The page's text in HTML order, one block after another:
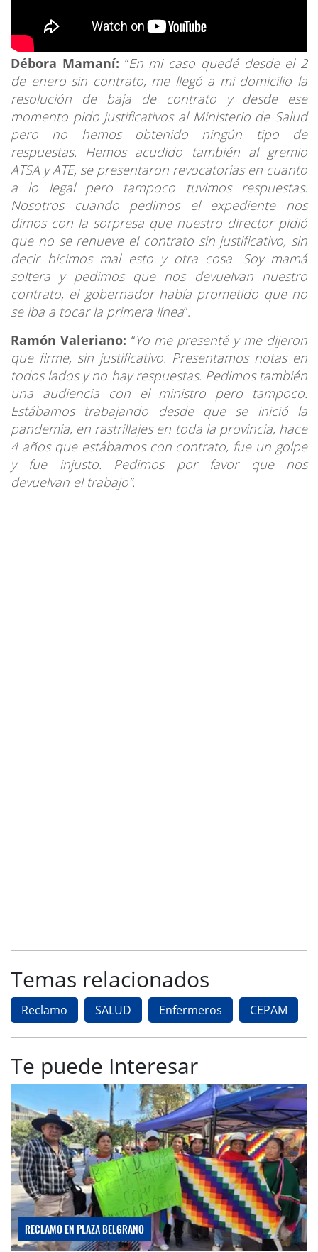
Débora Mamaní: “En mi caso quedé desde el 2
de enero sin contrato, me llegó a mi domicilio la
resolución de baja de contrato y desde ese
momento pido justificativos al Ministerio de Salud
pero no hemos obtenido ningún tipo de
respuestas. Hemos acudido también al gremio
ATSA y ATE, se presentaron revocatorias en cuanto
a lo legal pero tampoco tuvimos respuestas.
Nosotros cuando pedimos el expediente nos
dimos con la sorpresa que nuestro director pidió
que no se renueve el contrato sin justificativo, sin
decir hicimos mal esto y otra cosa. Soy mamá
soltera y pedimos que nos devuelvan nuestro
contrato, el gobernador había prometido que no
se iba a tocar la primera línea”.
Ramón Valeriano: “Yo me presenté y me dijeron
que firme, sin justificativo. Presentamos notas en
todos lados y no hay respuestas. Pedimos también
una audiencia con el ministro pero tampoco.
Estábamos trabajando desde que se inició la
pandemia, en rastrillajes en toda la provincia, hace
4 años que estábamos con contrato, fue un golpe
y fue injusto. Pedimos por favor que nos
devuelvan el trabajo”.
Temas relacionados
Reclamo SALUD Enfermeros CEPAM
Te puede Interesar
RECLAMO EN PLAZA BELGRANO